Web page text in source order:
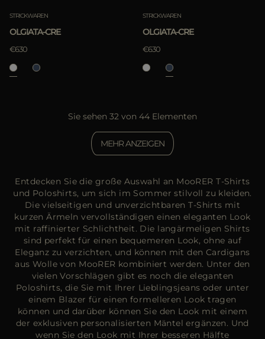
STRICKWAREN
OLGIATA-CRE
€630
STRICKWAREN
OLGIATA-CRE
€630
Sie sehen 32 von 44 Elementen
MEHR ANZEIGEN
Entdecken Sie die große Auswahl an MooRER T-Shirts
und Poloshirts, um sich im Sommer stilvoll zu kleiden.
Die vielseitigen und unverzichtbaren T-Shirts mit
kurzen Ärmeln vervollständigen einen eleganten Look
mit raffinierter Schlichtheit. Die langärmeligen Shirts
sind perfekt für einen bequemeren Look, ohne auf
Eleganz zu verzichten, und können mit den Cardigans
aus Wolle von MooRER kombiniert werden. Unter den
vielen Vorschlägen gibt es noch die eleganten
Poloshirts, die Sie mit Ihrer Lieblingsjeans oder unter
einem Blazer für einen formelleren Look tragen
können und darüber können Sie den Look mit einem
der exklusiven personalisierten Mäntel ergänzen. Und
wenn Sie den Look mit Ihrer besseren Hälfte